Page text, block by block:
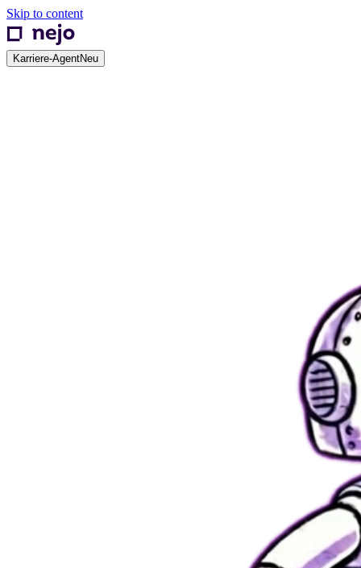
Skip to content
Karriere-AgentNeu